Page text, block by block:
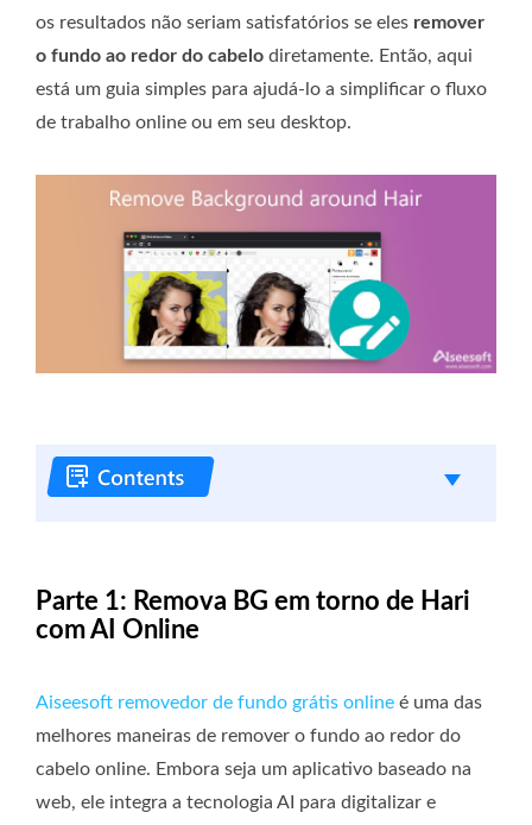
os resultados não seriam satisfatórios se eles remover
o fundo ao redor do cabelo diretamente. Então, aqui
está um guia simples para ajudá-lo a simplificar o fluxo
de trabalho online ou em seu desktop.
Parte 1: Remova BG em torno de Hari
com AI Online
Aiseesoft removedor de fundo grátis online é uma das
melhores maneiras de remover o fundo ao redor do
cabelo online. Embora seja um aplicativo baseado na
web, ele integra a tecnologia AI para digitalizar e